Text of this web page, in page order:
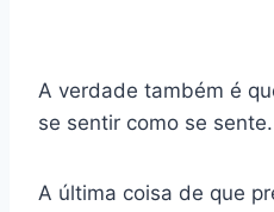
A verdade também é
se sentir como se sente.
A última coisa de que